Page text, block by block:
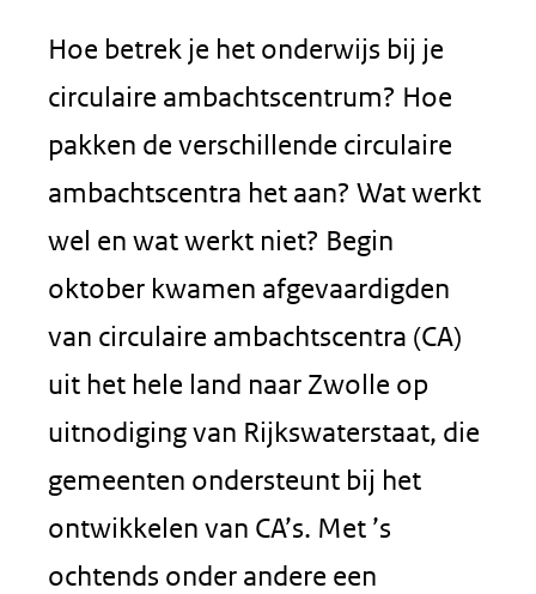
Hoe betrek je het onderwijs bij je
circulaire ambachtscentrum? Hoe
pakken de verschillende circulaire
ambachtscentra het aan? Wat werkt
wel en wat werkt niet? Begin
oktober kwamen afgevaardigden
van circulaire ambachtscentra (CA)
uit het hele land naar Zwolle op
uitnodiging van Rijkswaterstaat, die
gemeenten ondersteunt bij het
ontwikkelen van CA’s. Met ’s
ochtends onder andere een